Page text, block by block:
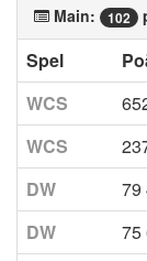
Main: 102
Spel
WCS
WCS
DW
79
DW 75